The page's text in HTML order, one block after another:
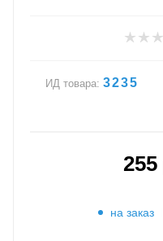
ИД товара: 3235
255
на заказ